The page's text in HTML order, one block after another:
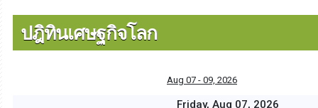
ปฎิทินเศษฐกิจโลก